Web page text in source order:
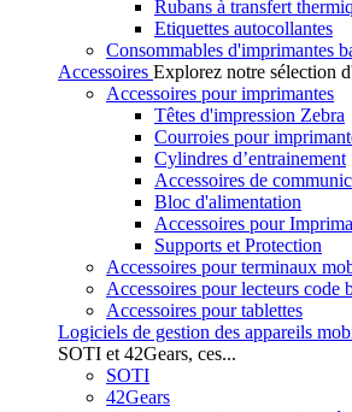
Rubans à transfert
Etiquettes autocollantes
Consommables d'imprimantes
Accessoires Explorez notre sélection
Accessoires pour imprimantes
Têtes d'impression Zebra
Courroies pour
Cylindres d’entrainement
Accessoires de
Bloc d'alimentation
Accessoires pour
Supports et Protection
Accessoires pour terminaux
Accessoires pour lecteurs code
Accessoires pour tablettes
Logiciels de gestion des appareils
SOTI et 42Gears, ces...
SOTI
42Gears